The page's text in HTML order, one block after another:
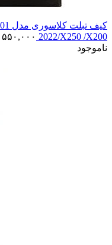
2022/X250 /X200 ۵۵۰,۰۰۰
ناموجود